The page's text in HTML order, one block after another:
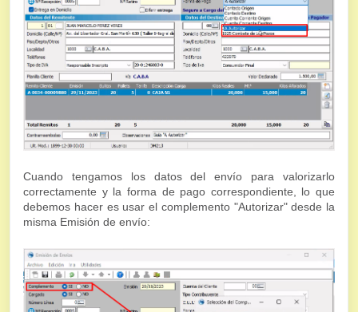
Cuando tengamos los datos del envío para valorizarlo
correctamente y la forma de pago correspondiente, lo que
debemos hacer es usar el complemento "Autorizar" desde la
misma Emisión de envío: